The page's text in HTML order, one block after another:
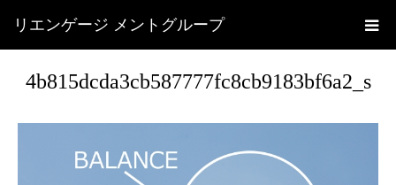
リエンゲージ メントグループ
4b815dcda3cb587777fc8cb9183bf6a2_s